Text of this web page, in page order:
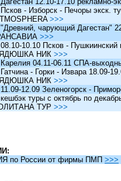
- Изборск - Печоры экск.
>>>
чарующий Дагестан"
>>>
10.10 Псков - Пушкиинский
НИК >>>
04.11-06.11 СПА-
- Горки - Извара 18.09-
НИК >>>
12.09 Зеленогорск -
туры c октябрь по
ТУР >>>
по России от фирмы ПМП >>>